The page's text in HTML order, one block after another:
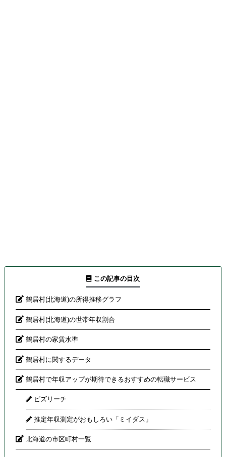
この記事の目次
鶴居村(北海道)の所得推移グラフ
鶴居村(北海道)の世帯年収割合
鶴居村の家賃水準
鶴居村に関するデータ
鶴居村で年収アップが期待できるおすすめの転職サービス
ビズリーチ
推定年収測定がおもしろい「ミイダス」
北海道の市区町村一覧